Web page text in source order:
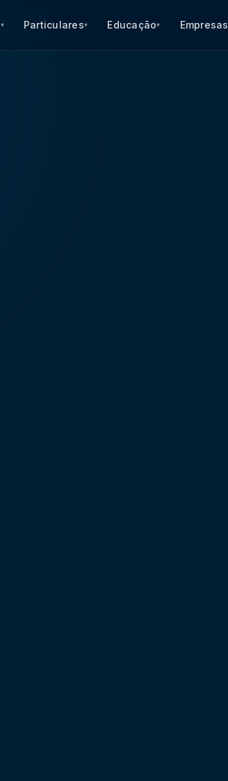
▾ Particulares▾ Educação▾ Empresas